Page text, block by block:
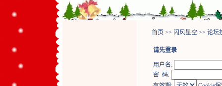
首页 >> 闪风星空 >> 论坛
请先登录
用户名:
密 码: